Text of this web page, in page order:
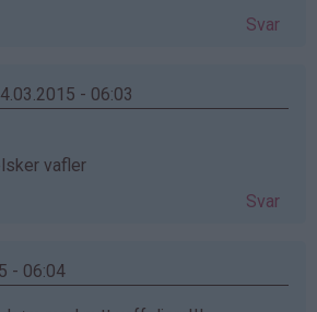
Svar
- 06:03
vafler
Svar
- 06:04